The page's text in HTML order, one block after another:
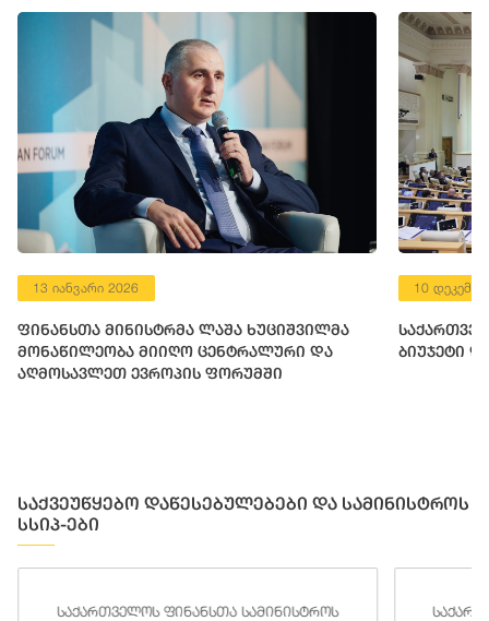
13 იანვარი 2026
ფინანსთა მინისტრმა ლაშა ხუციშვილმა
მონაწილეობა მიიღო ცენტრალური და
აღმოსავლეთ ევროპის ფორუმში
10
ბიუჯეტი
საქვეუწყებო დაწესებულებები და სამინისტროს
სსიპ-ები
საქართველოს ფინანსთა სამინისტროს